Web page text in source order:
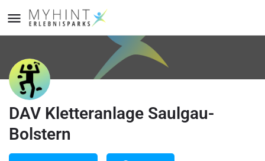
DAV Kletteranlage Saulgau-
Bolstern